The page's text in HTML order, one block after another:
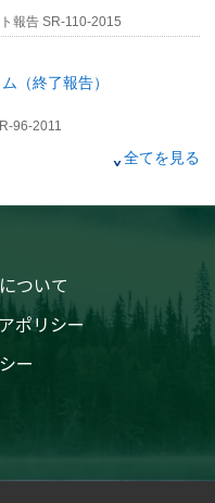
報告 SR-110-2015
（終了報告）
96-2011
監視のためのフーリエ
発に関する研究（革新
究）
52-2003
全てを見る
ついて
ポリシー
ー